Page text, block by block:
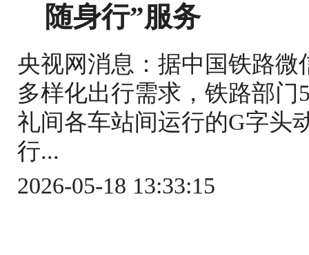
随身行”服务
央视网消息：据中国铁路
多样化出行需求，铁路部门
礼间各车站间运行的G字头
行...
2026-05-18 13:33:15